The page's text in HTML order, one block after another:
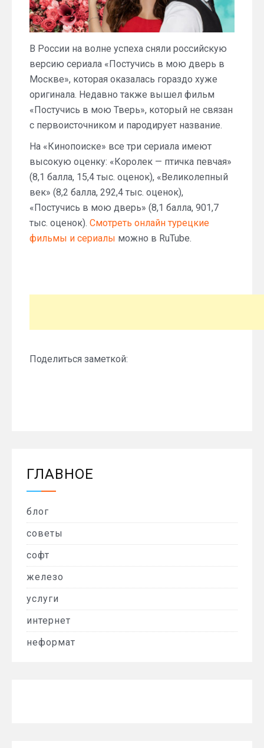
В России на волне успеха сняли российскую
версию сериала «Постучись в мою дверь в
Москве», которая оказалась гораздо хуже
оригинала. Недавно также вышел фильм
«Постучись в мою Тверь», который не связан
с первоисточником и пародирует название.
На «Кинопоиске» все три сериала имеют
высокую оценку: «Королек — птичка певчая»
(8,1 балла, 15,4 тыс. оценок), «Великолепный
век» (8,2 балла, 292,4 тыс. оценок),
«Постучись в мою дверь» (8,1 балла, 901,7
тыс. оценок). Смотреть онлайн турецкие
фильмы и сериалы можно в RuTube.
Поделиться заметкой:
ГЛАВНОЕ
блог
советы
софт
железо
услуги
интернет
неформат